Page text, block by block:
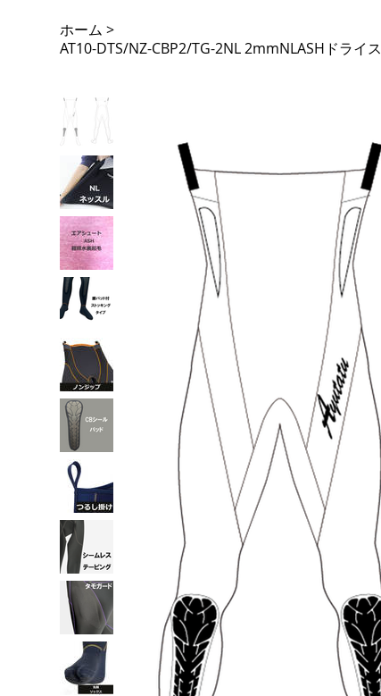
ホーム >
AT10-DTS/NZ-CBP2/TG-2NL 2mmNLASHド